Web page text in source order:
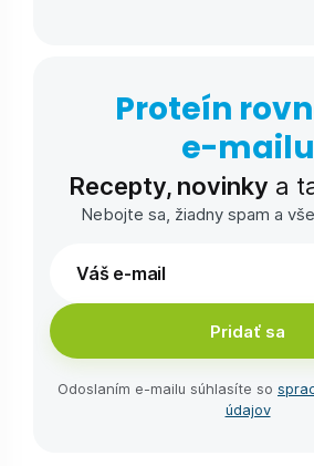
Proteín
e-⁠mailu
Recepty, novinky a
Nebojte sa, žiadny spam a
Pridať sa
Odoslaním e-⁠mailu súhlasíte so
údajov